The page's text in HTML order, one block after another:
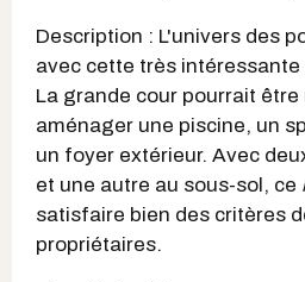
Description : L'univers des
avec cette très
La grande cour pourrait
aménager une piscine, un
un foyer extérieur. Avec
et une autre au sous-sol, ce
satisfaire bien des critères
propriétaires.